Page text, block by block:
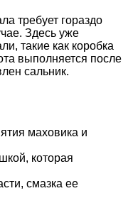
требует гораздо
Здесь уже
такие как коробка
выполняется после
сальник.
маховика и
которая
смазка ее